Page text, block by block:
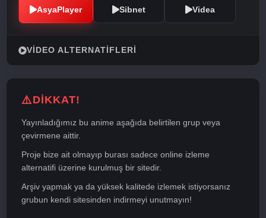
AsyaPlayer Sibnet Videa
VIDEO ALTERNATIFLERI
DİKKAT!
Yayınladığımız bu anime aşağıda belirtilen grup veya
çevirmene aittir.
Proje bize ait olmayıp burası sadece online izleme
alternatifi üzerine kurulmuş bir sitedir.
Arşiv yapmak ya da yüksek kalitede izlemek istiyorsanız
grubun kendi sitesinden indirmeyi unutmayın!